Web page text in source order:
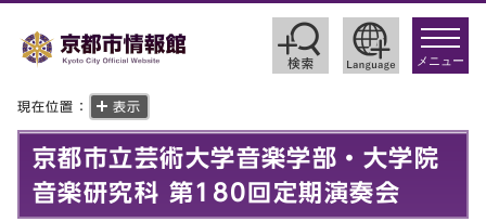
toggle
メニュー
現在位置： 表示
京都市立芸術大学音楽学部・大学院
音楽研究科 第180回定期演奏会